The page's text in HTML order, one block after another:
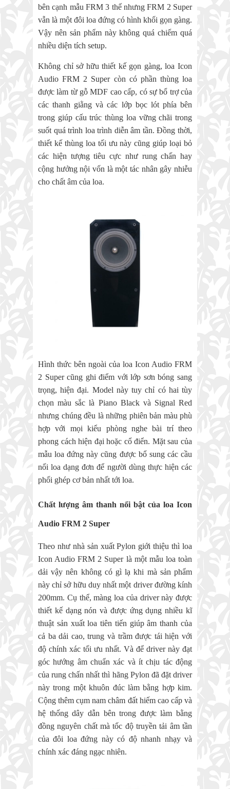
bên cạnh mẫu FRM 3 thế nhưng FRM 2 Super
vẫn là một đôi loa đứng có hình khối gọn gàng.
Vậy nên sản phẩm này không quá chiếm quá
nhiều diện tích setup.
Không chỉ sở hữu thiết kế gọn gàng, loa Icon
Audio FRM 2 Super còn có phần thùng loa
được làm từ gỗ MDF cao cấp, có sự bổ trợ của
các thanh giằng và các lớp bọc lót phía bên
trong giúp cấu trúc thùng loa vững chãi trong
suốt quá trình loa trình diễn âm tần. Đồng thời,
thiết kế thùng loa tối ưu này cũng giúp loại bỏ
các hiện tượng tiêu cực như rung chấn hay
cộng hưởng nội vốn là một tác nhân gây nhiễu
cho chất âm của loa.
Hình thức bên ngoài của loa Icon Audio FRM
2 Super cũng ghi điểm với lớp sơn bóng sang
trọng, hiện đại. Model này tuy chỉ có hai tùy
chọn màu sắc là Piano Black và Signal Red
nhưng chúng đều là những phiên bản màu phù
hợp với mọi kiểu phòng nghe bài trí theo
phong cách hiện đại hoặc cổ điển. Mặt sau của
mẫu loa đứng này cũng được bổ sung các cầu
nối loa dạng đơn để người dùng thực hiện các
phối ghép cơ bản nhất tới loa.
Chất lượng âm thanh nổi bật của loa Icon
Audio FRM 2 Super
Theo như nhà sản xuất Pylon giới thiệu thì loa
Icon Audio FRM 2 Super là một mẫu loa toàn
dải vậy nên không có gì lạ khi mà sản phẩm
này chỉ sở hữu duy nhất một driver đường kính
200mm. Cụ thể, màng loa của driver này được
thiết kế dạng nón và được ứng dụng nhiều kĩ
thuật sản xuất loa tiên tiến giúp âm thanh của
cả ba dải cao, trung và trầm được tái hiện với
độ chính xác tối ưu nhất. Và để driver này đạt
góc hướng âm chuẩn xác và ít chịu tác động
của rung chấn nhất thì hãng Pylon đã đặt driver
này trong một khuôn đúc làm bằng hợp kim.
Cộng thêm cụm nam châm đất hiếm cao cấp và
hệ thống dây dẫn bên trong được làm bằng
đồng nguyên chất mà tốc độ truyền tải âm tần
của đôi loa đứng này có độ nhanh nhạy và
chính xác đáng ngạc nhiên.